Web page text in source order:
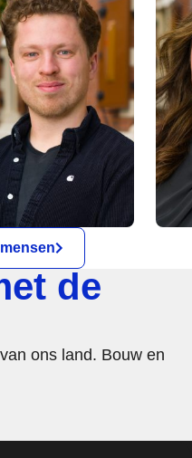
de
ons land. Bouw en